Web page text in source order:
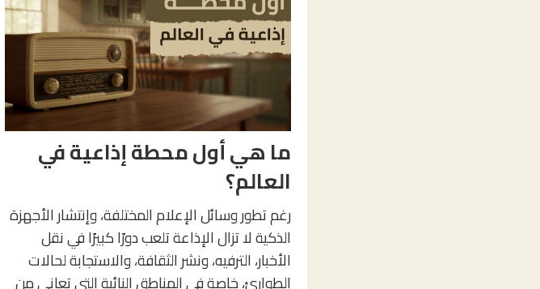
ما هي أول محطة إذاعية في
العالم؟
رغم تطور وسائل الإعلام المختلفة، وإنتشار الأجهزة
الذكية لا تزال الإذاعة تلعب دورًا كبيرًا في نقل
الأخبار، الترفيه، ونشر الثقافة، والاستجابة لحالات
الطوارئ، خاصة في المناطق النائية التي تعاني من